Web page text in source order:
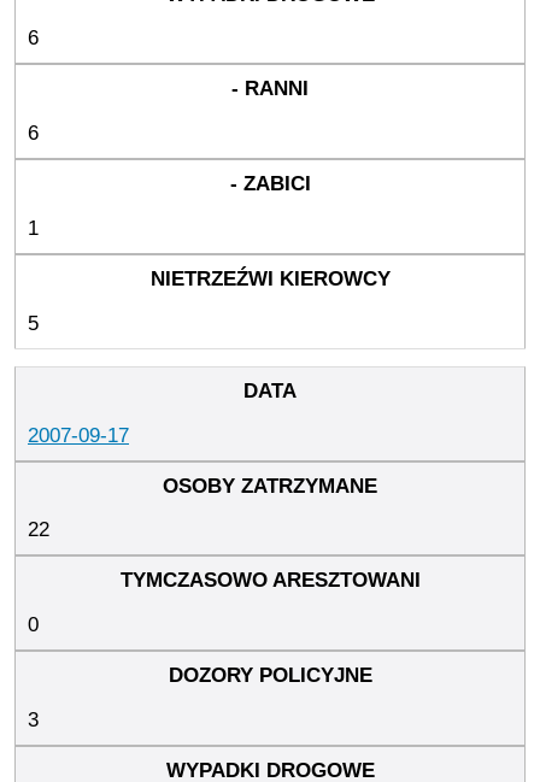
6
6
1
5
2007-09-17
22
0
3